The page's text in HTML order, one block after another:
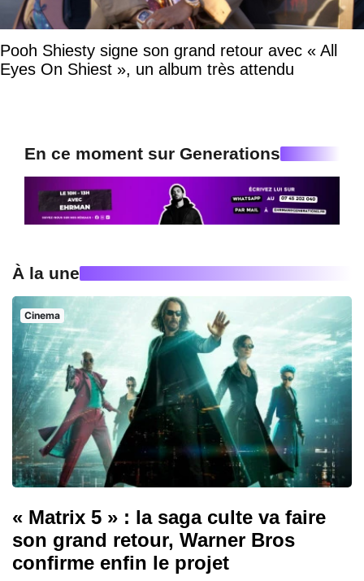
Pooh Shiesty signe son grand retour avec « All
Eyes On Shiest », un album très attendu
En ce moment sur Generations
À la une
Cinema
« Matrix 5 » : la saga culte va faire
son grand retour, Warner Bros
confirme enfin le projet